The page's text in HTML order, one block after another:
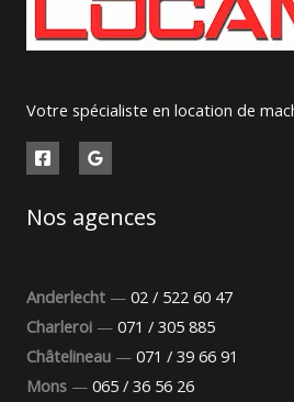
Votre spécialiste en location de
Nos agences
Anderlecht — 02 / 522 60 47
Charleroi — 071 / 305 885
Châtelineau — 071 / 39 66 91
Mons — 065 / 36 56 26